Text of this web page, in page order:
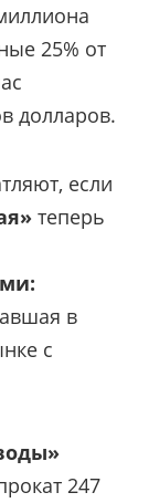
25% от
долларов.
если
теперь
в
с
247